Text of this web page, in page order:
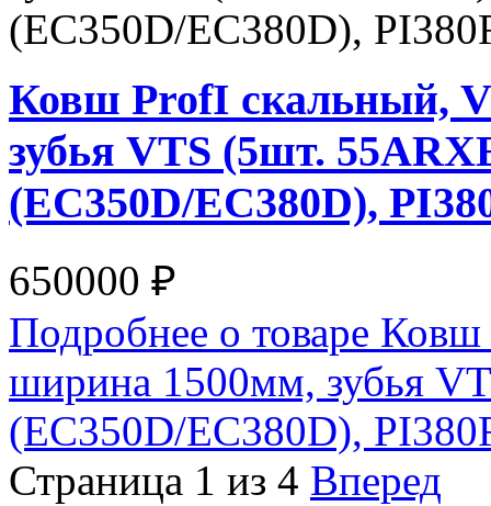
Ковш ProfI скальный,
зубья VTS (5шт.
(EC350D/EC380D),
650000 ₽
Подробнее о товаре
ширина 1500мм, зубья
(EC350D/EC380D),
Страница 1 из 4 Вперед